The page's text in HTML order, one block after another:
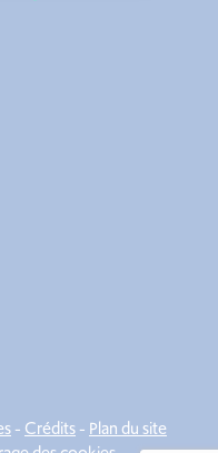
- Crédits- Plan du site